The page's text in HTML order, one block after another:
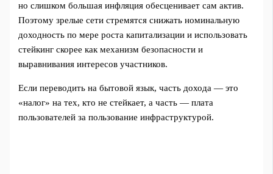
но слишком большая инфляция обесценивает сам актив.
Поэтому зрелые сети стремятся снижать номинальную
доходность по мере роста капитализации и использовать
стейкинг скорее как механизм безопасности и
выравнивания интересов участников.
Если переводить на бытовой язык, часть дохода — это
«налог» на тех, кто не стейкает, а часть — плата
пользователей за пользование инфраструктурой.